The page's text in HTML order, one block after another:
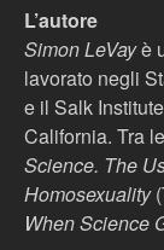
L’autore
Simon LeVayè
lavorato negli
e il Salk
California. Tra
Science. The
Homosexuality
When Science